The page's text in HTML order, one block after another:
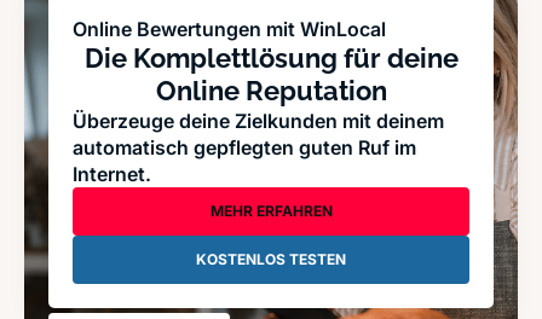
Online Bewertungen mit WinLocal
Die Komplettlösung für deine
Online Reputation
Überzeuge deine Zielkunden mit deinem
automatisch gepflegten guten Ruf im
Internet.
MEHR ERFAHREN
KOSTENLOS TESTEN